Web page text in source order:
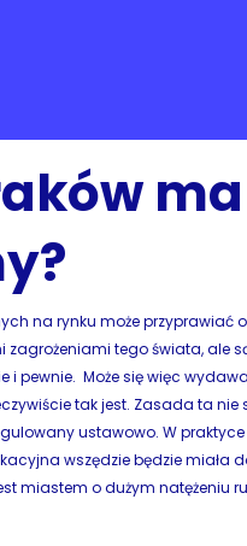
na rynku może przyprawiać
tego świata, ale
pewnie. Może się więc
tak jest. Zasada ta
ustawowo. W
wszędzie będzie miała
miastem o dużym natężeniu